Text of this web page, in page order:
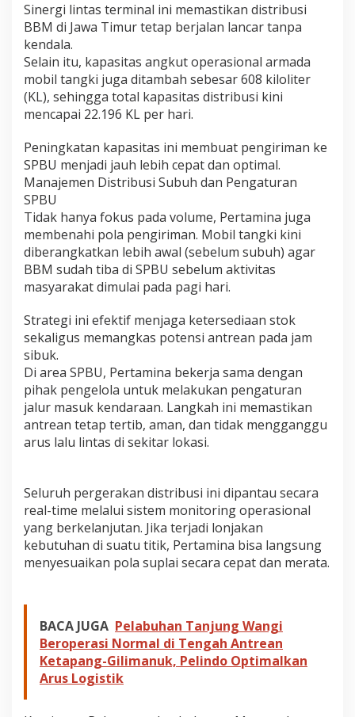
Sinergi lintas terminal ini memastikan distribusi
BBM di Jawa Timur tetap berjalan lancar tanpa
kendala.
​Selain itu, kapasitas angkut operasional armada
mobil tangki juga ditambah sebesar 608 kiloliter
(KL), sehingga total kapasitas distribusi kini
mencapai 22.196 KL per hari.
Peningkatan kapasitas ini membuat pengiriman ke
SPBU menjadi jauh lebih cepat dan optimal.
​Manajemen Distribusi Subuh dan Pengaturan
SPBU
​Tidak hanya fokus pada volume, Pertamina juga
membenahi pola pengiriman. Mobil tangki kini
diberangkatkan lebih awal (sebelum subuh) agar
BBM sudah tiba di SPBU sebelum aktivitas
masyarakat dimulai pada pagi hari.
Strategi ini efektif menjaga ketersediaan stok
sekaligus memangkas potensi antrean pada jam
sibuk.
​Di area SPBU, Pertamina bekerja sama dengan
pihak pengelola untuk melakukan pengaturan
jalur masuk kendaraan. Langkah ini memastikan
antrean tetap tertib, aman, dan tidak mengganggu
arus lalu lintas di sekitar lokasi.
Seluruh pergerakan distribusi ini dipantau secara
real-time melalui sistem monitoring operasional
yang berkelanjutan. Jika terjadi lonjakan
kebutuhan di suatu titik, Pertamina bisa langsung
menyesuaikan pola suplai secara cepat dan merata.
BACA JUGA Pelabuhan Tanjung Wangi
Beroperasi Normal di Tengah Antrean
Ketapang-Gilimanuk, Pelindo Optimalkan
Arus Logistik